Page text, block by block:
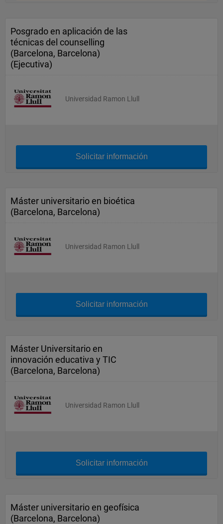
Posgrado en aplicación de las
técnicas del counselling
(Barcelona, Barcelona)
(Ejecutiva)
Universidad Ramon Llull
Solicitar información
Máster universitario en bioética
(Barcelona, Barcelona)
Universidad Ramon Llull
Solicitar información
Máster Universitario en
innovación educativa y TIC
(Barcelona, Barcelona)
Universidad Ramon Llull
Solicitar información
Máster universitario en geofísica
(Barcelona, Barcelona)